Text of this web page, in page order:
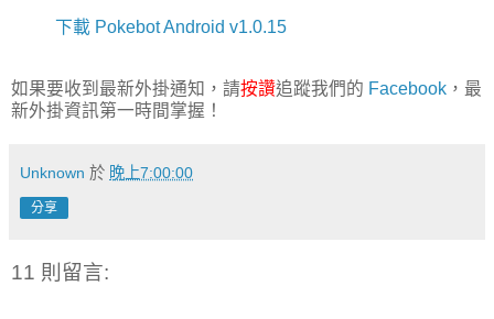
下載 Pokebot Android v1.0.15
如果要收到最新外掛通知，請按讚追蹤我們的 Facebook ，最
新外掛資訊第一時間掌握！
Unknown 於 晚上7:00:00
分享
11 則留言: